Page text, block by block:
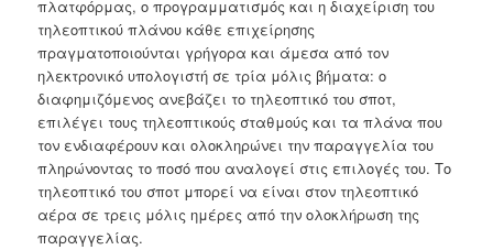
πλατφόρμας, ο προγραμματισμός και η διαχείριση του
τηλεοπτικού πλάνου κάθε επιχείρησης
πραγματοποιούνται γρήγορα και άμεσα από τον
ηλεκτρονικό υπολογιστή σε τρία μόλις βήματα: ο
διαφημιζόμενος ανεβάζει το τηλεοπτικό του σποτ,
επιλέγει τους τηλεοπτικούς σταθμούς και τα πλάνα που
τον ενδιαφέρουν και ολοκληρώνει την παραγγελία του
πληρώνοντας το ποσό που αναλογεί στις επιλογές του. Το
τηλεοπτικό του σποτ μπορεί να είναι στον τηλεοπτικό
αέρα σε τρεις μόλις ημέρες από την ολοκλήρωση της
παραγγελίας.